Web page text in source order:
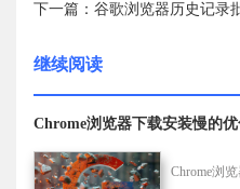
下一篇：谷歌浏览器历史记录
继续阅读
Chrome浏览器下载安装慢的
Chrome浏